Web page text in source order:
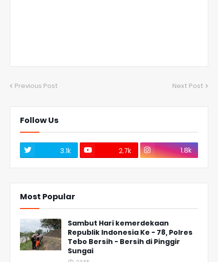
Previous Post Next Post
Follow Us
3.1k 2.7k 1.8k
Most Popular
Sambut Hari kemerdekaan
Republik Indonesia Ke - 78, Polres
Tebo Bersih - Bersih di Pinggir
Sungai